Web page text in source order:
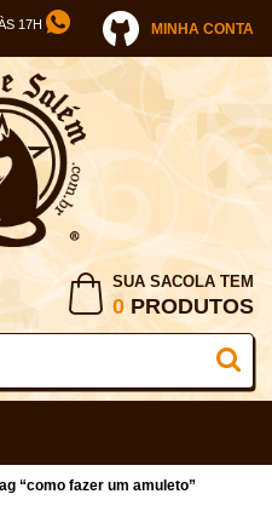
17H MINHA CONTA
SUA SACOLA TEM
0 PRODUTOS
“como fazer um amuleto”